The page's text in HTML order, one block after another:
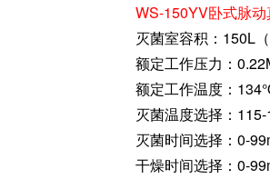
WS-150YV卧式脉
灭菌室容积：150L
额定工作压力：
额定工作温度：
灭菌温度选择：
灭菌时间选择：0-
干燥时间选择：0-